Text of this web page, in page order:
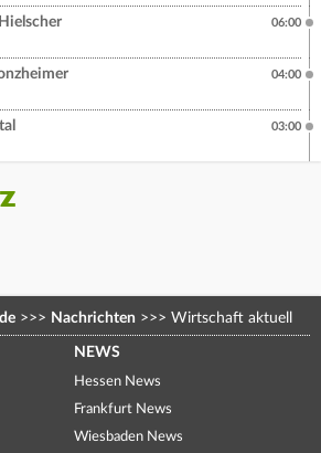
06:00
04:00
03:00
>>> Nachrichten >>> Wirtschaft aktuell
NEWS
Hessen News
Frankfurt News
Wiesbaden News